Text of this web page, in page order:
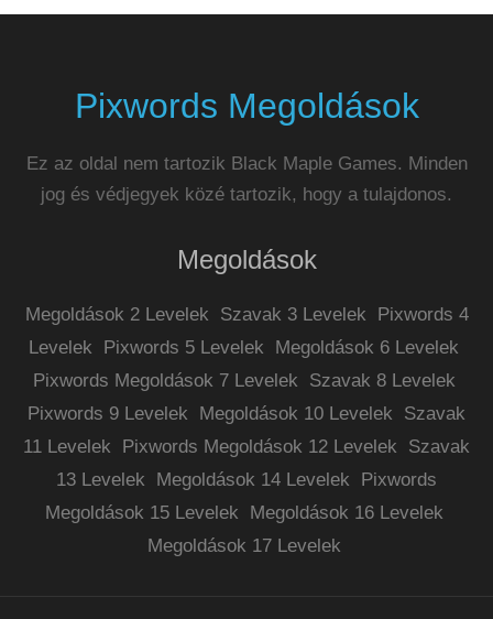
Pixwords Megoldások
Ez az oldal nem tartozik Black Maple Games. Minden
jog és védjegyek közé tartozik, hogy a tulajdonos.
Megoldások
Megoldások 2 Levelek Szavak 3 Levelek
Pixwords 4
Levelek
Pixwords 5 Levelek
Megoldások 6 Levelek
Pixwords Megoldások 7 Levelek
Szavak 8 Levelek
Pixwords 9 Levelek
Megoldások 10 Levelek
Szavak
11 Levelek
Pixwords Megoldások 12 Levelek
Szavak
13 Levelek
Megoldások 14 Levelek
Pixwords
Megoldások 15 Levelek
Megoldások 16 Levelek
Megoldások 17 Levelek